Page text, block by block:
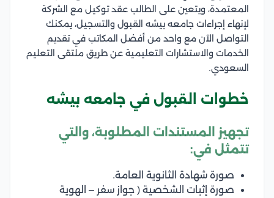
المعتمدة، ويتعين على الطالب عقد توكيل مع الشركة
لإنهاء إجراءات جامعه بيشه القبول والتسجيل، يمكنك
التواصل الآن مع واحد من أفضل المكاتب في تقديم
الخدمات والاستشارات التعليمية عن طريق ملتقى التعليم
السعودي.
خطوات القبول في جامعه بيشه
تجهيز المستندات المطلوبة، والتي
تتمثل في:
صورة شهادة الثانوية العامة.
صورة إثبات الشخصية ( جواز سفر – الهوية